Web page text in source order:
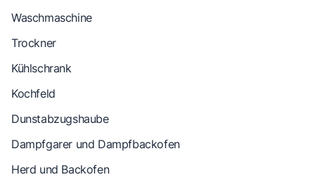
Waschmaschine
Trockner
Kühlschrank
Kochfeld
Dunstabzugshaube
Dampfgarer und Dampfbackofen
Herd und Backofen